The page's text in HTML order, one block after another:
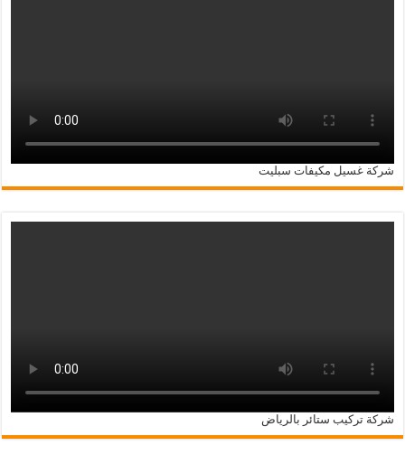
شركة غسيل مكيفات سبليت
شركة تركيب ستائر بالرياض